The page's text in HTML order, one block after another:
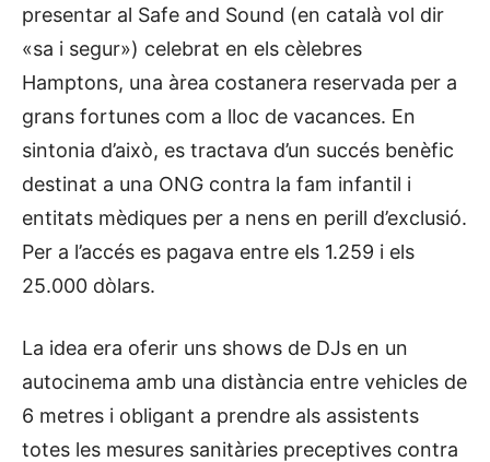
presentar al Safe and Sound (en català vol dir
«sa i segur») celebrat en els cèlebres
Hamptons, una àrea costanera reservada per a
grans fortunes com a lloc de vacances. En
sintonia d’això, es tractava d’un succés benèfic
destinat a una ONG contra la fam infantil i
entitats mèdiques per a nens en perill d’exclusió.
Per a l’accés es pagava entre els 1.259 i els
25.000 dòlars.
La idea era oferir uns shows de DJs en un
autocinema amb una distància entre vehicles de
6 metres i obligant a prendre als assistents
totes les mesures sanitàries preceptives contra